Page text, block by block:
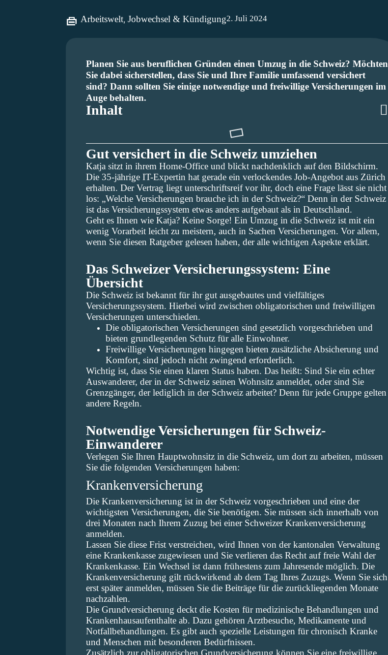
Arbeitswelt, Jobwechsel & Kündigung2. Juli 2024
Planen Sie aus beruflichen Gründen einen Umzug in die Schweiz? Möchten
Sie dabei sicherstellen, dass Sie und Ihre Familie umfassend versichert
sind? Dann sollten Sie einige notwendige und freiwillige Versicherungen im
Auge behalten.
Inhalt
Gut versichert in die Schweiz umziehen
Katja sitzt in ihrem Home-Office und blickt nachdenklich auf den Bildschirm.
Die 35-jährige IT-Expertin hat gerade ein verlockendes Job-Angebot aus Zürich
erhalten. Der Vertrag liegt unterschriftsreif vor ihr, doch eine Frage lässt sie nicht
los: „Welche Versicherungen brauche ich in der Schweiz?“ Denn in der Schweiz
ist das Versicherungssystem etwas anders aufgebaut als in Deutschland.
Geht es Ihnen wie Katja? Keine Sorge! Ein Umzug in die Schweiz ist mit ein
wenig Vorarbeit leicht zu meistern, auch in Sachen Versicherungen. Vor allem,
wenn Sie diesen Ratgeber gelesen haben, der alle wichtigen Aspekte erklärt.
Das Schweizer Versicherungssystem: Eine
Übersicht
Die Schweiz ist bekannt für ihr gut ausgebautes und vielfältiges
Versicherungssystem. Hierbei wird zwischen obligatorischen und freiwilligen
Versicherungen unterschieden.
Die obligatorischen Versicherungen sind gesetzlich vorgeschrieben und
bieten grundlegenden Schutz für alle Einwohner.
Freiwillige Versicherungen hingegen bieten zusätzliche Absicherung und
Komfort, sind jedoch nicht zwingend erforderlich.
Wichtig ist, dass Sie einen klaren Status haben. Das heißt: Sind Sie ein echter
Auswanderer, der in der Schweiz seinen Wohnsitz anmeldet, oder sind Sie
Grenzgänger, der lediglich in der Schweiz arbeitet? Denn für jede Gruppe gelten
andere Regeln.
Notwendige Versicherungen für Schweiz-
Einwanderer
Verlegen Sie Ihren Hauptwohnsitz in die Schweiz, um dort zu arbeiten, müssen
Sie die folgenden Versicherungen haben:
Krankenversicherung
Die Krankenversicherung ist in der Schweiz vorgeschrieben und eine der
wichtigsten Versicherungen, die Sie benötigen. Sie müssen sich innerhalb von
drei Monaten nach Ihrem Zuzug bei einer Schweizer Krankenversicherung
anmelden.
Lassen Sie diese Frist verstreichen, wird Ihnen von der kantonalen Verwaltung
eine Krankenkasse zugewiesen und Sie verlieren das Recht auf freie Wahl der
Krankenkasse. Ein Wechsel ist dann frühestens zum Jahresende möglich. Die
Krankenversicherung gilt rückwirkend ab dem Tag Ihres Zuzugs. Wenn Sie sich
erst später anmelden, müssen Sie die Beiträge für die zurückliegenden Monate
nachzahlen.
Die Grundversicherung deckt die Kosten für medizinische Behandlungen und
Krankenhausaufenthalte ab. Dazu gehören Arztbesuche, Medikamente und
Notfallbehandlungen. Es gibt auch spezielle Leistungen für chronisch Kranke
und Menschen mit besonderen Bedürfnissen.